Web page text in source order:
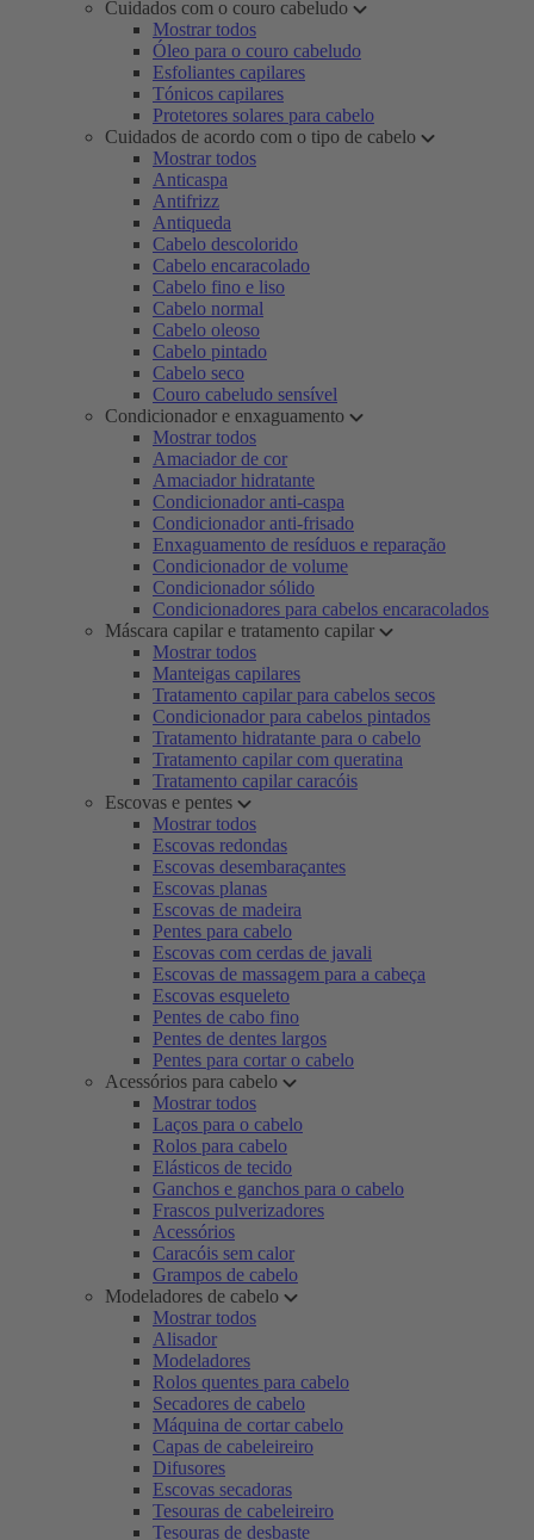
Cuidados com o couro cabeludo
Mostrar todos
Óleo para o couro cabeludo
Esfoliantes capilares
Tónicos capilares
Protetores solares para cabelo
Cuidados de acordo com o tipo de cabelo
Mostrar todos
Anticaspa
Antifrizz
Antiqueda
Cabelo descolorido
Cabelo encaracolado
Cabelo fino e liso
Cabelo normal
Cabelo oleoso
Cabelo pintado
Cabelo seco
Couro cabeludo sensível
Condicionador e enxaguamento
Mostrar todos
Amaciador de cor
Amaciador hidratante
Condicionador anti-caspa
Condicionador anti-frisado
Enxaguamento de resíduos e reparação
Condicionador de volume
Condicionador sólido
Condicionadores para cabelos encaracolados
Máscara capilar e tratamento capilar
Mostrar todos
Manteigas capilares
Tratamento capilar para cabelos secos
Condicionador para cabelos pintados
Tratamento hidratante para o cabelo
Tratamento capilar com queratina
Tratamento capilar caracóis
Escovas e pentes
Mostrar todos
Escovas redondas
Escovas desembaraçantes
Escovas planas
Escovas de madeira
Pentes para cabelo
Escovas com cerdas de javali
Escovas de massagem para a cabeça
Escovas esqueleto
Pentes de cabo fino
Pentes de dentes largos
Pentes para cortar o cabelo
Acessórios para cabelo
Mostrar todos
Laços para o cabelo
Rolos para cabelo
Elásticos de tecido
Ganchos e ganchos para o cabelo
Frascos pulverizadores
Acessórios
Caracóis sem calor
Grampos de cabelo
Modeladores de cabelo
Mostrar todos
Alisador
Modeladores
Rolos quentes para cabelo
Secadores de cabelo
Máquina de cortar cabelo
Capas de cabeleireiro
Difusores
Escovas secadoras
Tesouras de cabeleireiro
Tesouras de desbaste